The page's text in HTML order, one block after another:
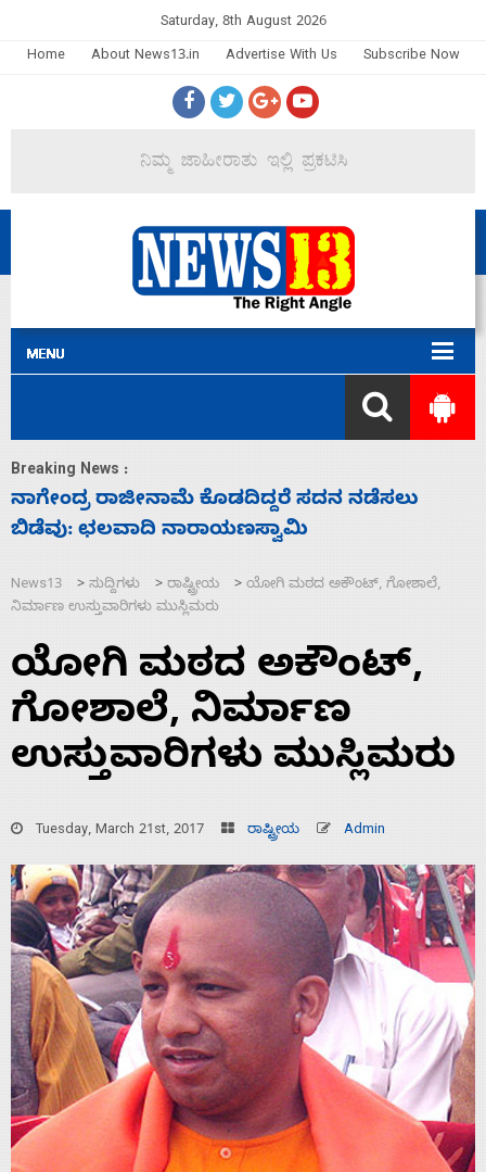
Saturday, 8th August 2026
Home
About News13.in Advertise With Us Subscribe Now
Breaking News :
ನಾಗೇಂದ್ರ ರಾಜೀನಾಮೆ ಕೊಡದಿದ್ದರೆ ಸದನ ನಡೆಸಲು
ಬಿಡೆವು: ಛಲವಾದಿ ನಾರಾಯಣಸ್ವಾಮಿ
News13 > ಸುದ್ದಿಗಳು > ರಾಷ್ಟ್ರೀಯ > ಯೋಗಿ ಮಠದ ಅಕೌಂಟ್, ಗೋಶಾಲೆ,
ನಿರ್ಮಾಣ ಉಸ್ತುವಾರಿಗಳು ಮುಸ್ಲಿಮರು
ಯೋಗಿ ಮಠದ ಅಕೌಂಟ್,
ಗೋಶಾಲೆ, ನಿರ್ಮಾಣ
ಉಸ್ತುವಾರಿಗಳು ಮುಸ್ಲಿಮರು
Tuesday, March 21st, 2017 ರಾಷ್ಟ್ರೀಯ Admin